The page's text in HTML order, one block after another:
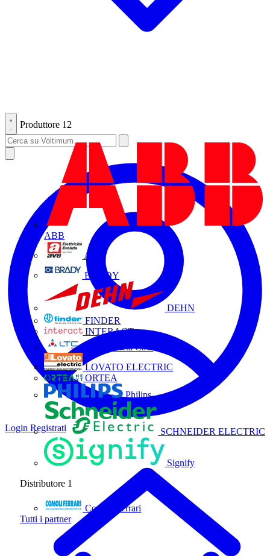
Produttore 12
ABB
AVE
BRADY
DEHN
FINDER
INTERACT
La Triveneta Cavi
LOVATO ELECTRIC
ORTEA
Philips
SCHNEIDER ELECTRIC
Signify
Distributore 1
Comoli Ferrari
Tutti i partner
Login Registrati